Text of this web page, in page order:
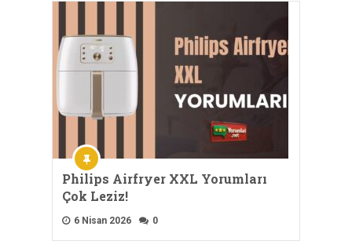
Philips Airfryer XXL Yorumları
Çok Leziz!
6 Nisan 2026 0